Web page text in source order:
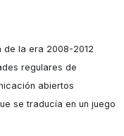
de la era 2008-2012
regulares de
abiertos
se traducía en un juego